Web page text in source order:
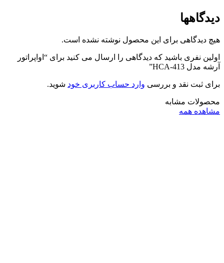
دیدگاهها
هیچ دیدگاهی برای این محصول نوشته نشده است.
اولین نفری باشید که دیدگاهی را ارسال می کنید برای “اواپراتور
آرشه مدل HCA-413”
برای ثبت نقد و بررسی وارد حساب کاربری خود شوید.
محصولات مشابه
مشاهده همه